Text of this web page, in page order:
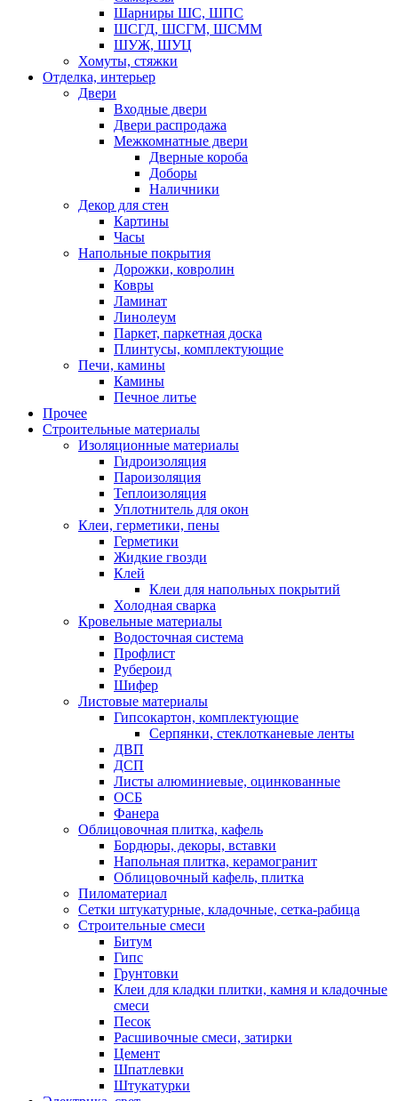
Шарниры ШС, ШПС
ШСГД, ШСГМ, ШСММ
ШУЖ, ШУЦ
Хомуты, стяжки
Отделка, интерьер
Двери
Входные двери
Двери распродажа
Межкомнатные двери
Дверные короба
Доборы
Наличники
Декор для стен
Картины
Часы
Напольные покрытия
Дорожки, ковролин
Ковры
Ламинат
Линолеум
Паркет, паркетная доска
Плинтусы, комплектующие
Печи, камины
Камины
Печное литье
Прочее
Строительные материалы
Изоляционные материалы
Гидроизоляция
Пароизоляция
Теплоизоляция
Уплотнитель для окон
Клеи, герметики, пены
Герметики
Жидкие гвозди
Клей
Клеи для напольных покрытий
Холодная сварка
Кровельные материалы
Водосточная система
Профлист
Рубероид
Шифер
Листовые материалы
Гипсокартон, комплектующие
Серпянки, стеклотканевые ленты
ДВП
ДСП
Листы алюминиевые, оцинкованные
ОСБ
Фанера
Облицовочная плитка, кафель
Бордюры, декоры, вставки
Напольная плитка, керамогранит
Облицовочный кафель, плитка
Пиломатериал
Сетки штукатурные, кладочные, сетка-рабица
Строительные смеси
Битум
Гипс
Грунтовки
Клеи для кладки плитки, камня и кладочные
смеси
Песок
Расшивочные смеси, затирки
Цемент
Шпатлевки
Штукатурки